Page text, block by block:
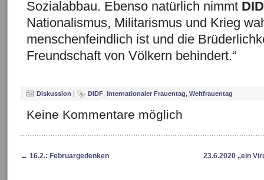
Sozialabbau. Ebenso natürlich nimmt
Nationalismus, Militarismus und Krieg
menschenfeindlich ist und die
Freundschaft von Völkern behindert.“
Diskussion | DIDF Internationaler Frauentag Weltfrauentag
Keine Kommentare möglich
← 16.2.: Februargedenken 23.6.2020 „ein